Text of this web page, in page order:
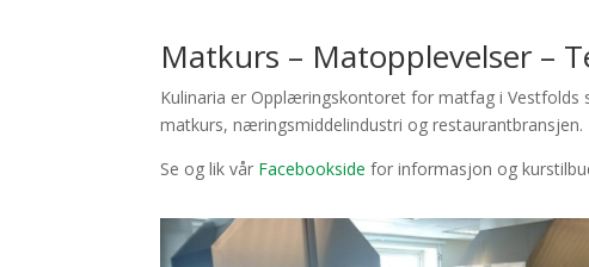
Matkurs – Matopplevelser –
Kulinaria er Opplæringskontoret for matfag i
matkurs, næringsmiddelindustri og restaurantbransjen.
Se og lik vår Facebookside for informasjon og